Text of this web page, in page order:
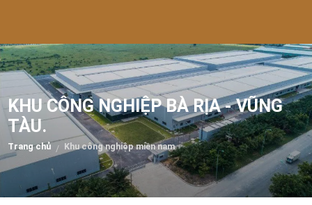
KHU CÔNG NGHIỆP BÀ RỊA - VŨNG
TÀU.
Trang chủ / Khu công nghiệp miền nam